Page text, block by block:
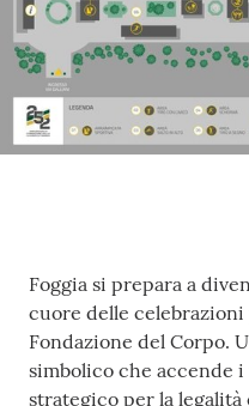
Seguici
su
Contenuto
Foggia si prepara a
cuore delle
Fondazione del Corpo.
simbolico che
strategico per la legalità